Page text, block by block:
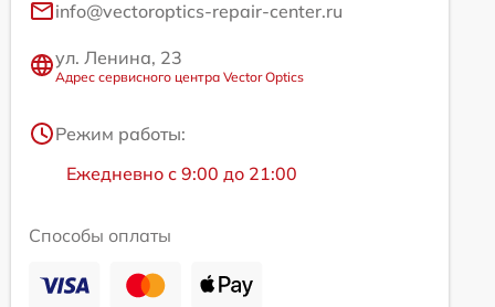
info@vectoroptics-repair-center.ru
ул. Ленина, 23
Адрес сервисного центра Vector Optics
Режим работы:
Ежедневно с 9:00 до 21:00
Способы оплаты